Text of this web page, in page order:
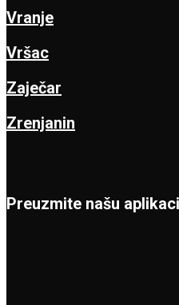
Vranje
Vršac
Zaječar
Zrenjanin
Preuzmite našu